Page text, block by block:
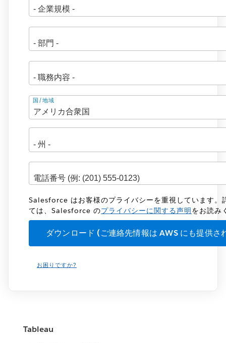
住
所
国/地域
Salesforce はお客様のプライバシーを重視しています。
ては、Salesforce のプライバシーに関する声明をお読み
お困りですか?
Tableau